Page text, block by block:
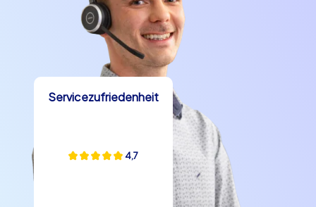
Servicezufriedenheit
4,7